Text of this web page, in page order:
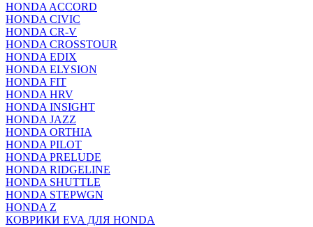
HONDA ACCORD
HONDA CIVIC
HONDA CR-V
HONDA CROSSTOUR
HONDA EDIX
HONDA ELYSION
HONDA FIT
HONDA HRV
HONDA INSIGHT
HONDA JAZZ
HONDA ORTHIA
HONDA PILOT
HONDA PRELUDE
HONDA RIDGELINE
HONDA SHUTTLE
HONDA STEPWGN
HONDA Z
КОВРИКИ EVA ДЛЯ HONDA